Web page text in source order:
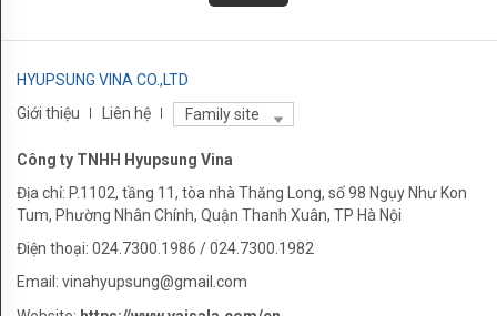
HYUPSUNG VINA CO.,LTD
Giới thiệu
Liên hệ Family site
Công ty TNHH Hyupsung Vina
Địa chỉ: P.1102, tầng 11, tòa nhà Thăng Long, số 98 Ngụy Như Kon
Tum, Phường Nhân Chính, Quận Thanh Xuân, TP Hà Nội
Điện thoại: 024.7300.1986 / 024.7300.1982
Email: vinahyupsung@gmail.com